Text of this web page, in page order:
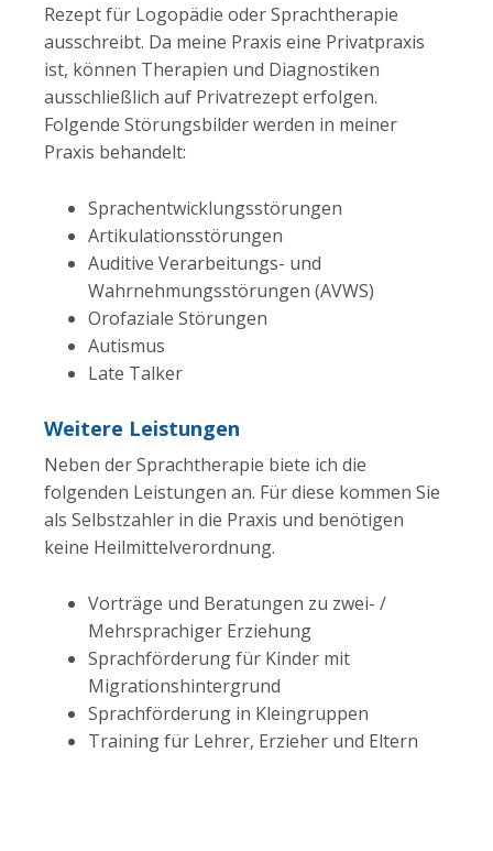
Rezept für Logopädie oder Sprachtherapie
ausschreibt. Da meine Praxis eine Privatpraxis
ist, können Therapien und Diagnostiken
ausschließlich auf Privatrezept erfolgen.
Folgende Störungsbilder werden in meiner
Praxis behandelt:
Sprachentwicklungsstörungen
Artikulationsstörungen
Auditive Verarbeitungs- und
Wahrnehmungsstörungen (AVWS)
Orofaziale Störungen
Autismus
Late Talker
Weitere Leistungen
Neben der Sprachtherapie biete ich die
folgenden Leistungen an. Für diese kommen Sie
als Selbstzahler in die Praxis und benötigen
keine Heilmittelverordnung.
Vorträge und Beratungen zu zwei- /
Mehrsprachiger Erziehung
Sprachförderung für Kinder mit
Migrationshintergrund
Sprachförderung in Kleingruppen
Training für Lehrer, Erzieher und Eltern